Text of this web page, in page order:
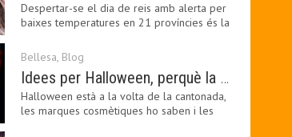
Despertar-se el dia de reis amb alerta per
baixes temperatures en 21 províncies és la
Bellesa, Blog
Idees per Halloween, perquè la bellesa pot ser terrorífica
Halloween està a la volta de la cantonada,
les marques cosmètiques ho saben i les